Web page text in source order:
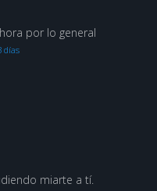
por lo general
días
miarte a tí.